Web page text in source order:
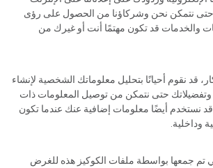
حتى نتمكن نحن وشركاؤنا من الحصول على رؤى
والخدمات قد تكون مهتمًا أنت أو غيرك من
قد نقوم أحيانًا بتحليل معلوماتك الشخصية لإنشاء
وتفضيلاتك حتى نتمكن من توصيل المعلومات ذات
قد نستخدم أيضًا معلومات إضافية عنك عندما تكون
وداخلية.
تم جمعها بواسطة ملفات الكوكيز هذه للغرض